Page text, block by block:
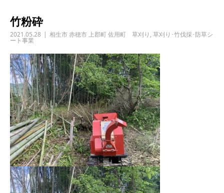
竹粉砕
2021.05.28 相生市 赤穂市 上郡町 佐用町 草刈り , 草刈り･竹伐採･防草シ
ート事業